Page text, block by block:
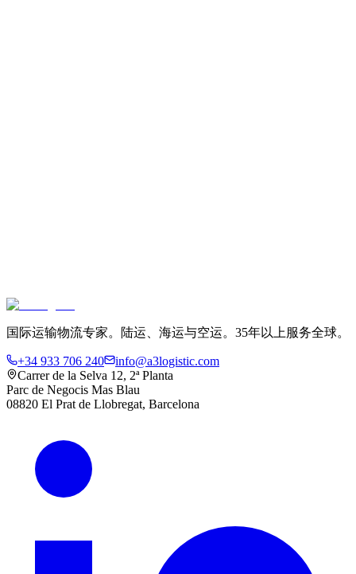
国际运输物流专家。陆运、海运与空运。35年以上服务全球。
+34 933 706 240
info@a3logistic.com
Carrer de la Selva 12, 2ª Planta
Parc de Negocis Mas Blau
08820 El Prat de Llobregat, Barcelona